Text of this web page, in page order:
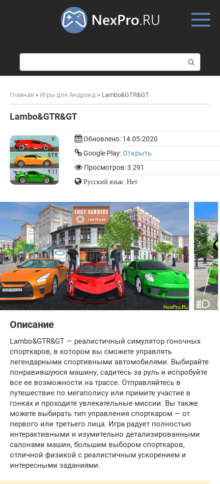
о
и
к
Главная » Игры для Андроид » Lambo&GTR&GT
Lambo&GTR&GT
Обновлено: 14.05.2020
Google Play:Открыть
Просмотров: 3 291
Русский язык: Нет
Описание
Lambo&GTR&GT — реалистичный симулятор гоночных
спорткаров, в котором вы сможете управлять
легендарными спортивными автомобилями. Выбирайте
понравившуюся машину, садитесь за руль и испробуйте
все ее возможности на трассе. Отправляйтесь в
путешествие по мегаполису или примите участие в
гонках и проходите увлекательные миссии. Вы также
можете выбирать тип управления спорткаром — от
первого или третьего лица. Игра радует полностью
интерактивными и изумительно детализированными
салонами машин, большим выбором спорткаров,
отличной физикой с реалистичным ускорением и
интересными заданиями.